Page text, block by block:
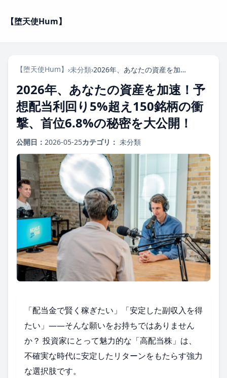
【堕天使Hum】
【堕天使Hum】 ›未分類› 2026年、あなたの資産を加速！予想配当利回り5%超え150銘柄の衝撃、首位6.8%の秘密を大公開！
2026年、あなたの資産を加速！予
想配当利回り5%超え150銘柄の衝
撃、首位6.8%の秘密を大公開！
公開日： 2026-05-25カテゴリ： 未分類
「配当金で賢く稼ぎたい」「安定した副収入を得
たい」——そんな願いをお持ちではありません
か？ 投資家にとって魅力的な「高配当株」は、
不確実な時代に安定したリターンをもたらす強力
な選択肢です。